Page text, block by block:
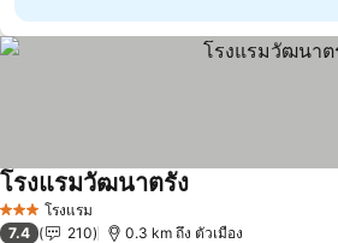
3 ดาว โรงแรม
โรงแรมวัฒนาตรัง
7.4 210 0.3 km ถึง ตัวเมือง